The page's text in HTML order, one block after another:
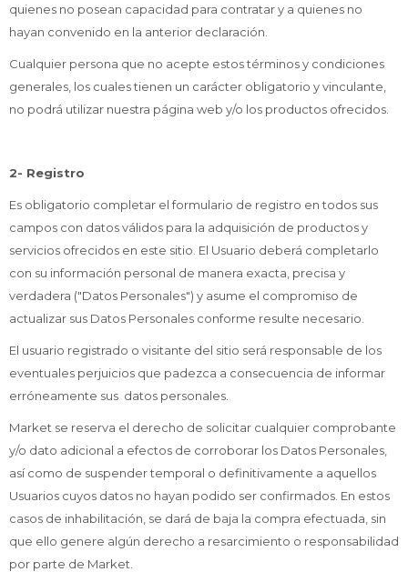
quienes no posean capacidad para contratar y a quienes no
hayan convenido en la anterior declaración.
Cualquier persona que no acepte estos términos y condiciones
generales, los cuales tienen un carácter obligatorio y vinculante,
no podrá utilizar nuestra página web y/o los productos ofrecidos.
2- Registro
Es obligatorio completar el formulario de registro en todos sus
campos con datos válidos para la adquisición de productos y
servicios ofrecidos en este sitio. El Usuario deberá completarlo
con su información personal de manera exacta, precisa y
verdadera ("Datos Personales") y asume el compromiso de
actualizar sus Datos Personales conforme resulte necesario.
El usuario registrado o visitante del sitio será responsable de los
eventuales perjuicios que padezca a consecuencia de informar
erróneamente sus datos personales.
Market se reserva el derecho de solicitar cualquier comprobante
y/o dato adicional a efectos de corroborar los Datos Personales,
así como de suspender temporal o definitivamente a aquellos
Usuarios cuyos datos no hayan podido ser confirmados. En estos
casos de inhabilitación, se dará de baja la compra efectuada, sin
que ello genere algún derecho a resarcimiento o responsabilidad
por parte de Market.